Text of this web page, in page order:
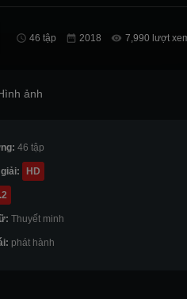
46 tập 7,990 lượt
ảnh
46 tập
HD
Thuyết minh
phát hành